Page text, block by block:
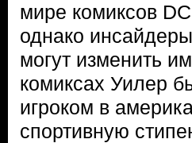
мире комиксов
однако
могут изменить
комиксах Уилер
игроком в
спортивную